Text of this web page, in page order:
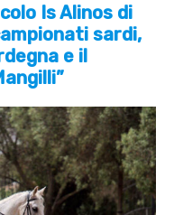
Is Alinos di
sardi,
e il